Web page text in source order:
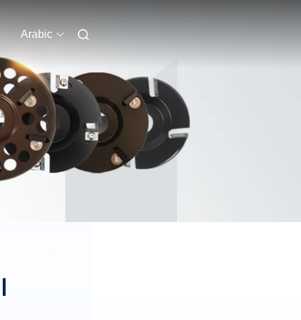
Arabic